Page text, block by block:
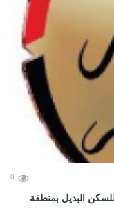
0
يتفقد مشروع «روضة السيدة 2» للسكن البديل بمنطقة